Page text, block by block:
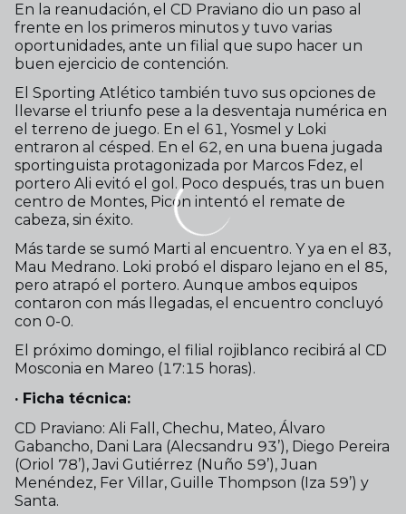
En la reanudación, el CD Praviano dio un paso al
frente en los primeros minutos y tuvo varias
oportunidades, ante un filial que supo hacer un
buen ejercicio de contención.
El Sporting Atlético también tuvo sus opciones de
llevarse el triunfo pese a la desventaja numérica en
el terreno de juego. En el 61, Yosmel y Loki
entraron al césped. En el 62, en una buena jugada
sportinguista protagonizada por Marcos Fdez, el
portero Ali evitó el gol. Poco después, tras un buen
centro de Montes, Picón intentó el remate de
cabeza, sin éxito.
Más tarde se sumó Marti al encuentro. Y ya en el 83,
Mau Medrano. Loki probó el disparo lejano en el 85,
pero atrapó el portero. Aunque ambos equipos
contaron con más llegadas, el encuentro concluyó
con 0-0.
El próximo domingo, el filial rojiblanco recibirá al CD
Mosconia en Mareo (17:15 horas).
· Ficha técnica:
CD Praviano: Ali Fall, Chechu, Mateo, Álvaro
Gabancho, Dani Lara (Alecsandru 93’), Diego Pereira
(Oriol 78’), Javi Gutiérrez (Nuño 59’), Juan
Menéndez, Fer Villar, Guille Thompson (Iza 59’) y
Santa.